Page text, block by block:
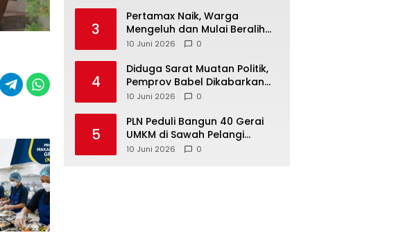
Tuntas
3
‎Pertamax Naik, Warga
Mengeluh dan Mulai Beralih
ke Pertalite Meski Harus Antre
10 Juni 2026 0
4
‎Diduga Sarat Muatan Politik,
Pemprov Babel Dikabarkan
Lakukan Rotasi Besar-
10 Juni 2026 0
5
‎PLN Peduli Bangun 40 Gerai
UMKM di Sawah Pelangi
Namang, Dorong
10 Juni 2026 0